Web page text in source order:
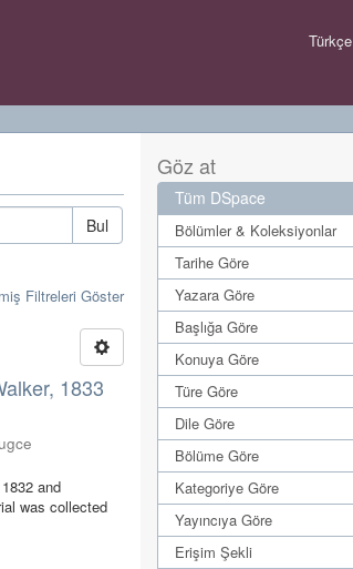
Türkçe
Bul
Filtreleri Göster
1833
and
was collected
Göz at
Tüm DSpace
Bölümler & Koleksiyonlar
Tarihe Göre
Yazara Göre
Başlığa Göre
Konuya Göre
Türe Göre
Dile Göre
Bölüme Göre
Kategoriye Göre
Yayıncıya Göre
Erişim Şekli